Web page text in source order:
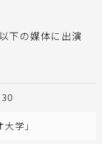
下の媒体に出演
学」